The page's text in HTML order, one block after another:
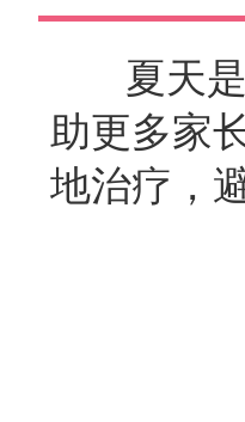
夏天是
助更多家
地治疗，